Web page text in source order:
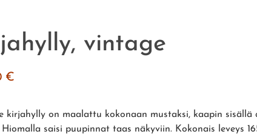
vintage
€
kirjahylly on maalattu kokonaan mustaksi, kaapin sisällä
Hiomalla saisi puupinnat taas näkyviin. Kokonais leveys